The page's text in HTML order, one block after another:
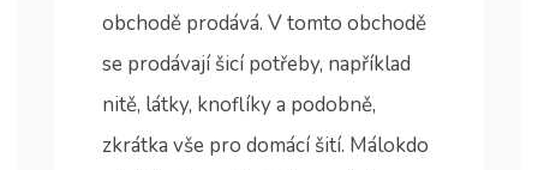
obchodě prodává. V tomto obchodě
se prodávají šicí potřeby, například
nitě, látky, knoflíky a podobně,
zkrátka vše pro domácí šití. Málokdo